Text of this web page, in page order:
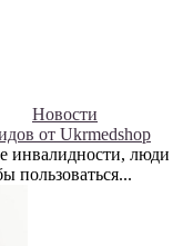
Новости
от Ukrmedshop
инвалидности, люди
пользоваться...